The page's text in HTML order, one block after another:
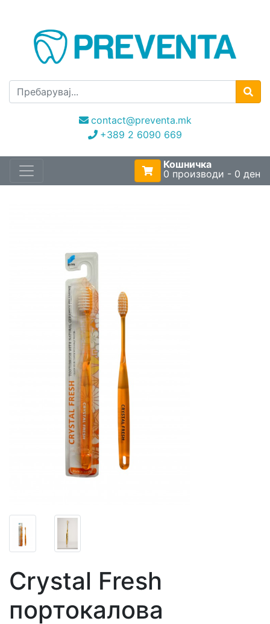
contact@preventa.mk
+389 2 6090 669
Кошничка
0 производи - 0 ден
Crystal Fresh
портокалова